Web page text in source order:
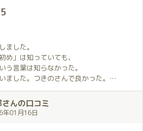
らば、身上潰してもいいかも。
5
ました。
め」は知っていても、
う言葉は知らなかった。
ました。つきのさんで良かった。
最高級。
ったのだけれど、
ありました。
楽に巡り合えるなんて。感謝感激。
んの口コミ
年01月16日